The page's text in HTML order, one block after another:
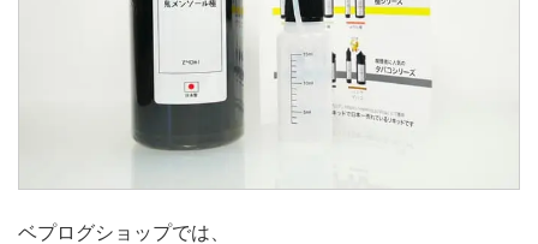
ベプログショップでは、